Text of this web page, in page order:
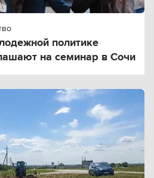
политике
на семинар в Сочи